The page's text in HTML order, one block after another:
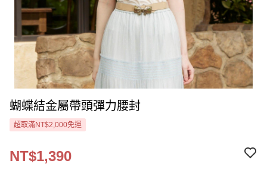
蝴蝶結金屬帶頭彈力腰封
超取滿NT$2,000免運
NT$1,390